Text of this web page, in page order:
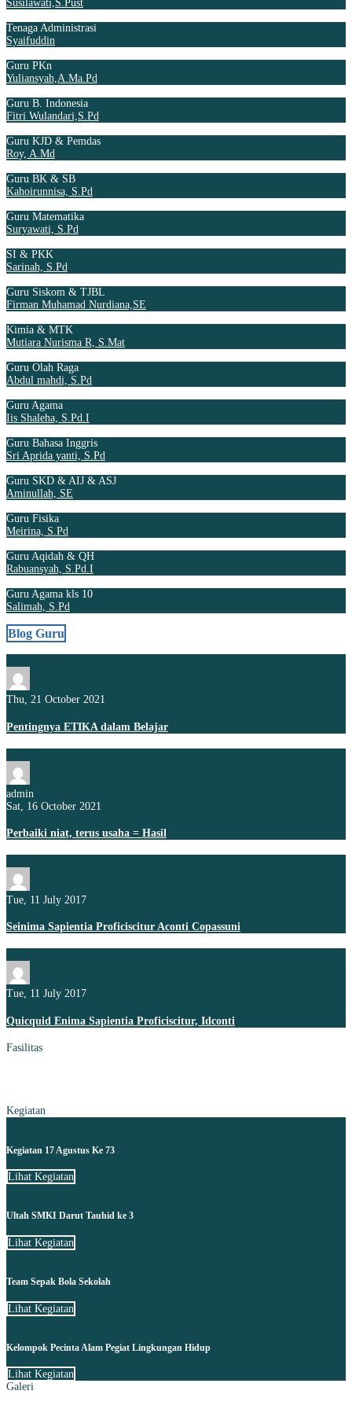
Susilawati,S.Pust
Tenaga Administrasi
Syaifuddin
Guru PKn
Yuliansyah,A.Ma.Pd
Guru B. Indonesia
Fitri Wulandari,S.Pd
Guru KJD & Pemdas
Roy, A.Md
Guru BK & SB
Kahoirunnisa, S.Pd
Guru Matematika
Suryawati, S.Pd
SI & PKK
Sarinah, S.Pd
Guru Siskom & TJBL
Firman Muhamad Nurdiana,SE
Kimia & MTK
Mutiara Nurisma R, S.Mat
Guru Olah Raga
Abdul mahdi, S.Pd
Guru Agama
Iis Shaleha, S.Pd.I
Guru Bahasa Inggris
Sri Aprida yanti, S.Pd
Guru SKD & AIJ & ASJ
Aminullah, SE
Guru Fisika
Meirina, S.Pd
Guru Aqidah & QH
Rabuansyah, S.Pd.I
Guru Agama kls 10
Salimah, S.Pd
Blog Guru
Thu, 21 October 2021
Pentingnya ETIKA dalam Belajar
admin
Sat, 16 October 2021
Perbaiki niat, terus usaha = Hasil
Tue, 11 July 2017
Seinima Sapientia Proficiscitur Aconti Copassuni
Tue, 11 July 2017
Quicquid Enima Sapientia Proficiscitur, Idconti
Fasilitas
Kegiatan
Kegiatan 17 Agustus Ke 73
Lihat Kegiatan
Ultah SMKI Darut Tauhid ke 3
Lihat Kegiatan
Team Sepak Bola Sekolah
Lihat Kegiatan
Kelompok Pecinta Alam Pegiat Lingkungan Hidup
Lihat Kegiatan
Galeri